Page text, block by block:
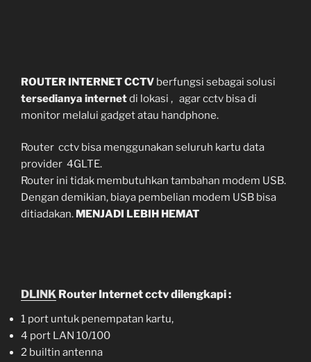
ROUTER INTERNET CCTV berfungsi sebagai solusi
tersedianya internetdi lokasi , agar cctv bisa di
monitor melalui gadget atau handphone.
Router cctv bisa menggunakan seluruh kartu data
provider 4GLTE.
Router ini tidak membutuhkan tambahan modem USB.
Dengan demikian, biaya pembelian modem USB bisa
ditiadakan. MENJADI LEBIH HEMAT
DLINK Router Internet cctv dilengkapi :
1 port untuk penempatan kartu,
4 port LAN 10/100
2 builtin antenna